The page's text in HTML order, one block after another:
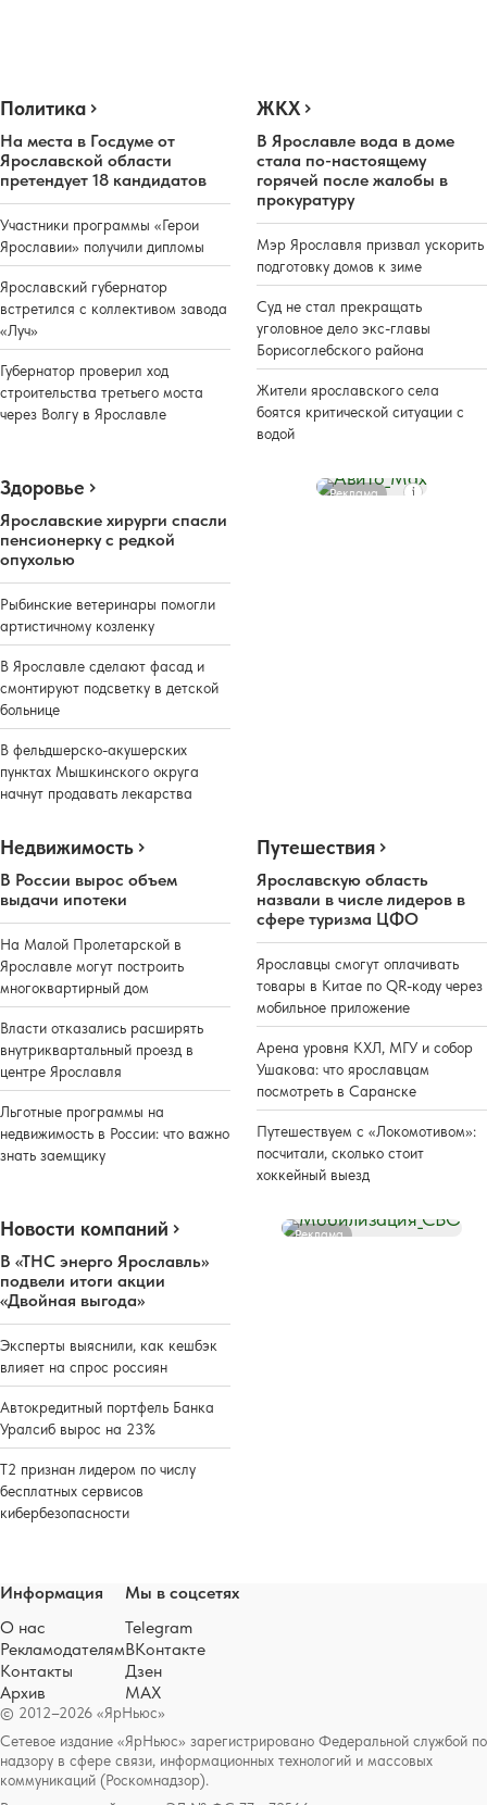
Политика
На места в Госдуме от
Ярославской области
претендует 18 кандидатов
Участники программы «Герои
Ярославии» получили дипломы
Ярославский губернатор
встретился с коллективом завода
«Луч»
Губернатор проверил ход
строительства третьего моста
через Волгу в Ярославле
ЖКХ
В Ярославле вода в доме
стала по-настоящему
горячей после жалобы в
прокуратуру
Мэр Ярославля призвал ускорить
подготовку домов к зиме
Суд не стал прекращать
уголовное дело экс-главы
Борисоглебского района
Жители ярославского села
боятся критической ситуации с
водой
Здоровье
Ярославские хирурги спасли
пенсионерку с редкой
опухолью
Рыбинские ветеринары помогли
артистичному козленку
В Ярославле сделают фасад и
смонтируют подсветку в детской
больнице
В фельдшерско-акушерских
пунктах Мышкинского округа
начнут продавать лекарства
Реклама
Недвижимость
В России вырос объем
выдачи ипотеки
На Малой Пролетарской в
Ярославле могут построить
многоквартирный дом
Власти отказались расширять
внутриквартальный проезд в
центре Ярославля
Льготные программы на
недвижимость в России: что важно
знать заемщику
Путешествия
Ярославскую область
назвали в числе лидеров в
сфере туризма ЦФО
Ярославцы смогут оплачивать
товары в Китае по QR-коду через
мобильное приложение
Арена уровня КХЛ, МГУ и собор
Ушакова: что ярославцам
посмотреть в Саранске
Путешествуем с «Локомотивом»:
посчитали, сколько стоит
хоккейный выезд
Новости компаний
В «ТНС энерго Ярославль»
подвели итоги акции
«Двойная выгода»
Эксперты выяснили, как кешбэк
влияет на спрос россиян
Автокредитный портфель Банка
Уралсиб вырос на 23%
Т2 признан лидером по числу
бесплатных сервисов
кибербезопасности
Реклама
© 2012–2026 «ЯрНьюс»
Сетевое издание «ЯрНьюс» зарегистрировано Федеральной службой по
надзору в сфере связи, информационных технологий и массовых
коммуникаций (Роскомнадзор).
Информация
О нас
Рекламодателям
Контакты
Архив
Мы в соцсетях
Telegram
ВКонтакте
Дзен
MAX